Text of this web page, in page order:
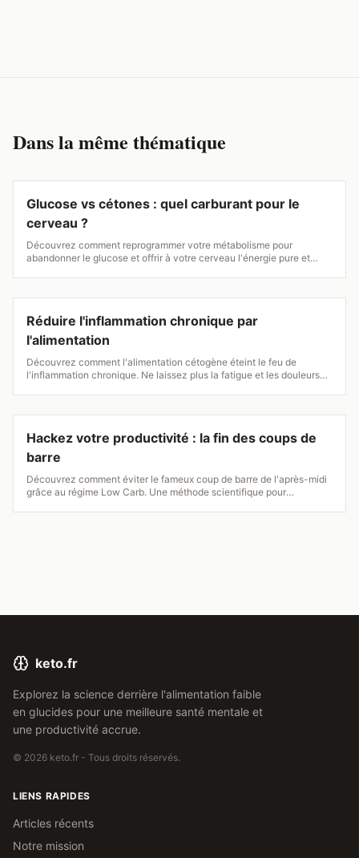
Dans la même thématique
Glucose vs cétones : quel carburant pour le
cerveau ?
Découvrez comment reprogrammer votre métabolisme pour
abandonner le glucose et offrir à votre cerveau l'énergie pure et
Réduire l'inflammation chronique par
l'alimentation
Découvrez comment l'alimentation cétogène éteint le feu de
l'inflammation chronique. Ne laissez plus la fatigue et les douleurs
Hackez votre productivité : la fin des coups de
barre
Découvrez comment éviter le fameux coup de barre de l'après-midi
grâce au régime Low Carb. Une méthode scientifique pour
keto.fr
Explorez la science derrière l'alimentation faible
en glucides pour une meilleure santé mentale et
une productivité accrue.
© 2026 keto.fr - Tous droits réservés.
LIENS RAPIDES
Articles récents
Notre mission